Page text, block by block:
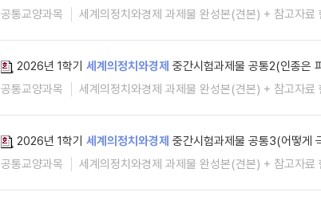
공통교양과목
세계의정치와경제 과제물 완성본(견본) + 참고자료
2026년 1학기 세계의정치와경제 중간시험과제물 공통2(인종은
공통교양과목
세계의정치와경제 과제물 완성본(견본) + 참고자료
2026년 1학기 세계의정치와경제 중간시험과제물 공통3(어떻게
공통교양과목
세계의정치와경제 과제물 완성본(견본) + 참고자료